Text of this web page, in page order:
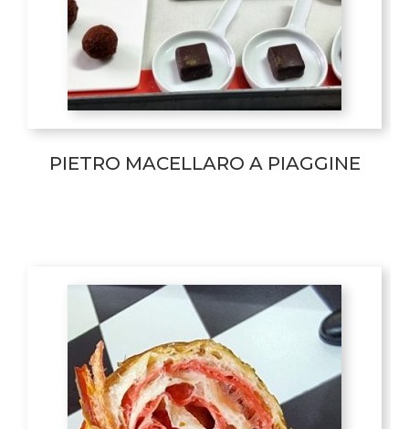
PIETRO MACELLARO A PIAGGINE